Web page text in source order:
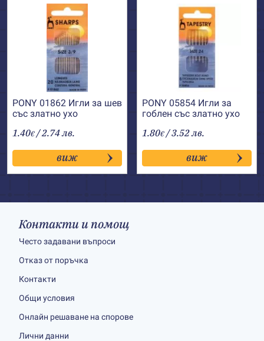
PONY 01862 Игли за шев
със златно ухо
1.40€ / 2.74 лв.
виж
PONY 05854 Игли за
гоблен със златно ухо
1.80€ / 3.52 лв.
виж
Контакти и помощ
Често задавани въпроси
Отказ от поръчка
Контакти
Общи условия
Онлайн решаване на спорове
Лични данни